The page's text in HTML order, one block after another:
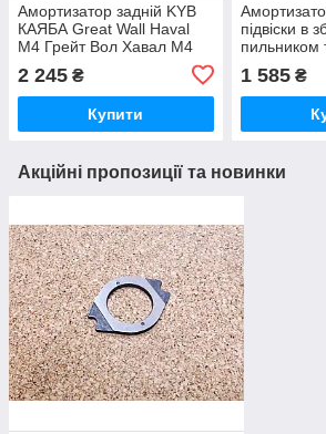
Амортизатор задній KYB
КАЯБА Great Wall Haval
M4 Грейт Вол Хавал М4
2 245 ₴
Купити
підвіски в
пильником
Great Wall
Вол Хавал
1 585₴
Акційні пропозиції та новинки